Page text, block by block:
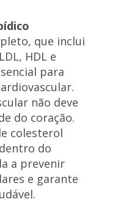
que inclui
HDL e
para
não deve
do coração.
colesterol
do
a prevenir
e garante